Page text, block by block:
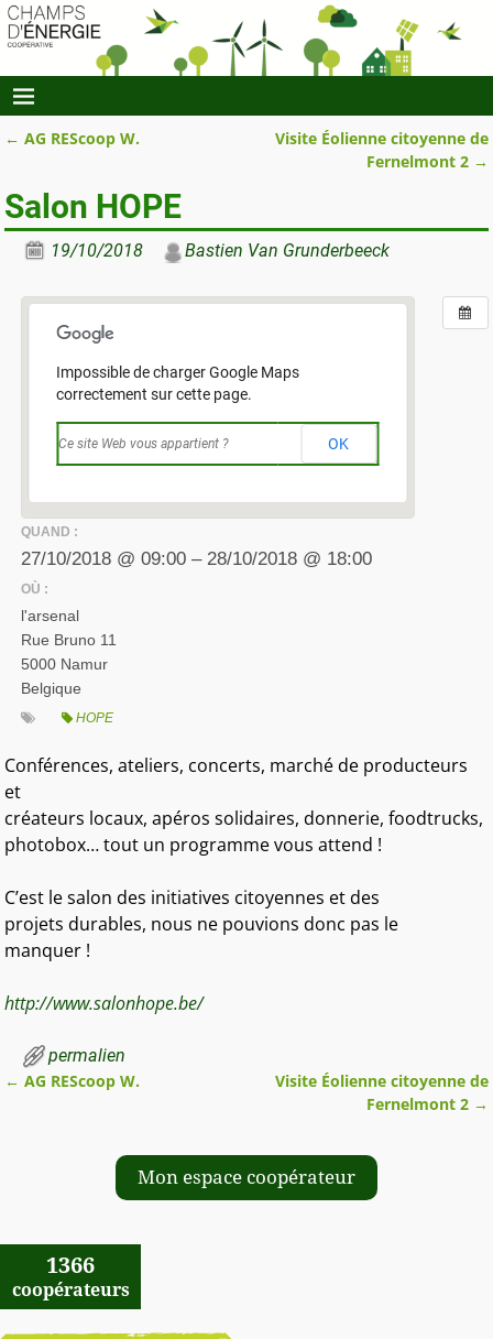
← AG REScoop W.
Visite Éolienne citoyenne de
Fernelmont 2 →
Salon HOPE
19/10/2018 Bastien Van Grunderbeeck
Impossible de charger Google Maps
correctement sur cette page.
Ce site Web vous appartient ? OK
QUAND :
27/10/2018 @ 09:00 – 28/10/2018 @ 18:00
OÙ :
l'arsenal
Rue Bruno 11
5000 Namur
Belgique
HOPE
Conférences, ateliers, concerts, marché de producteurs
et
créateurs locaux, apéros solidaires, donnerie, foodtrucks,
photobox… tout un programme vous attend !
C’est le salon des initiatives citoyennes et des
projets durables, nous ne pouvions donc pas le
manquer !
http://www.salonhope.be/
permalien
← AG REScoop W.
Visite Éolienne citoyenne de
Fernelmont 2 →
Mon espace coopérateur
1366
coopérateurs